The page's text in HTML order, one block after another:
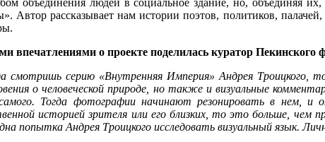
объединения людей в социальное здание, но, объединяя
Автор рассказывает нам истории поэтов, политиков,
впечатлениями о проекте поделилась куратор
смотришь серию «Внутренняя Империя» Андрея Троицкого,
о человеческой природе, но также и визуальные
Тогда фотографии начинают резонировать в нем,
историей зрителя или его близких, то это больше,
попытка Андрея Троицкого исследовать визуальный язык.